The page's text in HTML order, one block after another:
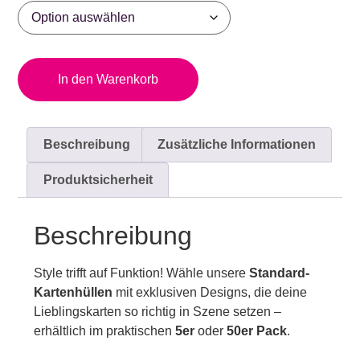
In den Warenkorb
Beschreibung Zusätzliche Informationen
Produktsicherheit
Beschreibung
Style trifft auf Funktion! Wähle unsereStandard-
Kartenhüllen mit exklusiven Designs, die deine
Lieblingskarten so richtig in Szene setzen –
erhältlich im praktischen5er oder50er Pack.